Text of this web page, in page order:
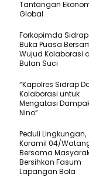
Tantangan
Global
Forkopimda
Buka Puasa
Wujud Kolaborasi
Bulan Suci
“Kapolres Sidrap
Kolaborasi untuk
Mengatasi
Nino”
Peduli Lingkungan,
Koramil 04/
Bersama
Bersihkan Fasum
Lapangan Bola